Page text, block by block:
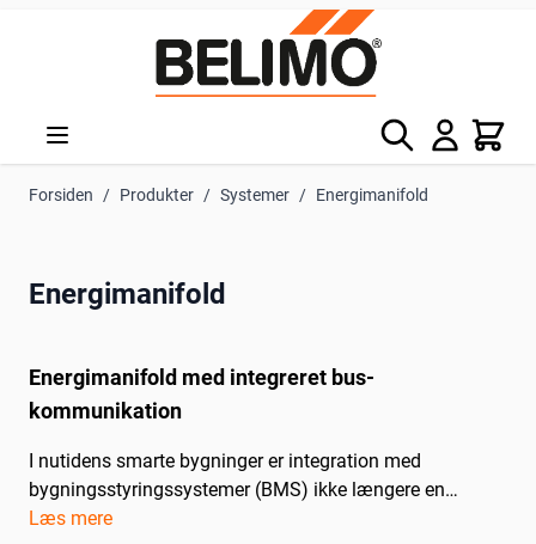
Søg Kurv
Forsiden / Produkter / Systemer / Energimanifold
Energimanifold
Energimanifold med integreret bus-
kommunikation
I nutidens smarte bygninger er integration med
bygningsstyringssystemer (BMS) ikke længere en
luksus, men en nødvendighed. Belimos Energimanifold
Læs mere